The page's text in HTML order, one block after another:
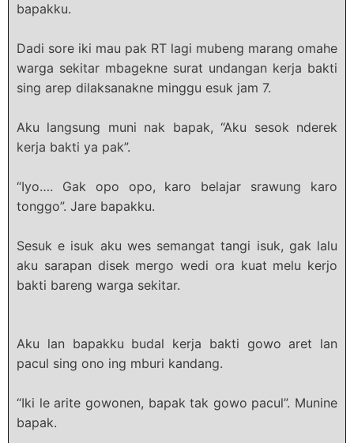
bapakku.
Dadi sore iki mau pak RT lagi mubeng marang omahe
warga sekitar mbagekne surat undangan kerja bakti
sing arep dilaksanakne minggu esuk jam 7.
Aku langsung muni nak bapak, “Aku sesok nderek
kerja bakti ya pak”.
“Iyo…. Gak opo opo, karo belajar srawung karo
tonggo”. Jare bapakku.
Sesuk e isuk aku wes semangat tangi isuk, gak lalu
aku sarapan disek mergo wedi ora kuat melu kerjo
bakti bareng warga sekitar.
Aku lan bapakku budal kerja bakti gowo aret lan
pacul sing ono ing mburi kandang.
“Iki le arite gowonen, bapak tak gowo pacul”. Munine
bapak.